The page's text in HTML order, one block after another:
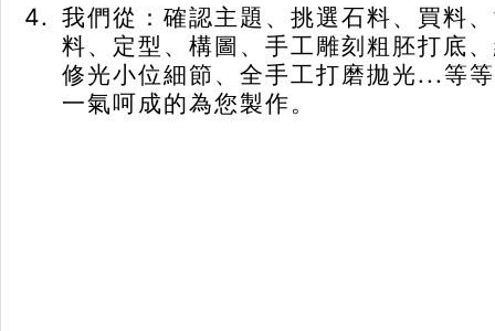
我們從：確認主題、挑選石料、買料
料、定型、構圖、手工雕刻粗胚打底
修光小位細節、全手工打磨拋光...等
一氣呵成的為您製作。